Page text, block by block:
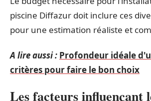
piscine Diffazur doit inclure ces
pour une estimation réaliste et
A lire aussi : Profondeur idéale
critères pour faire le bon choix
Les facteurs influençant